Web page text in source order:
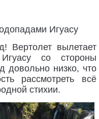
Игуасу
Вертолет вылетает
со стороны
довольно низко, что
рассмотреть всё
стихии.